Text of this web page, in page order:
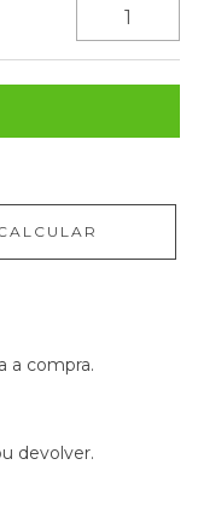
a compra.
devolver.